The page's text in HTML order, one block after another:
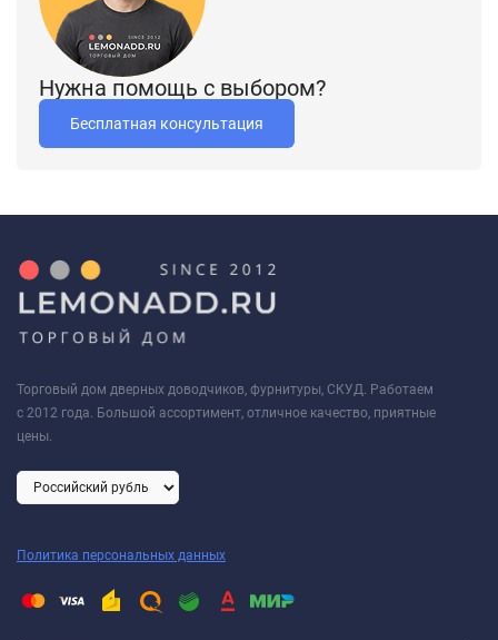
Нужна помощь с выбором?
Бесплатная консультация
Торговый дом дверных доводчиков, фурнитуры, СКУД. Работаем
с 2012 года. Большой ассортимент, отличное качество, приятные
цены.
Политика персональных данных